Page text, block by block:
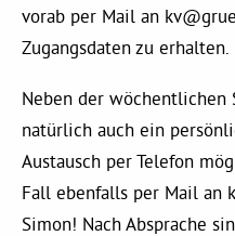
Josefine Paul, MdL
Robin Korte, MdL
Daniel Freund, MdEP
vorab per Mail an
Zugangsdaten zu erhalten.
Neben der wöchentlichen
natürlich auch ein
Austausch per Telefon
Fall ebenfalls per Mail an
Simon! Nach Absprache